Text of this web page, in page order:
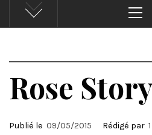
Rose Story
Publié le 09/05/2015 Rédigé par